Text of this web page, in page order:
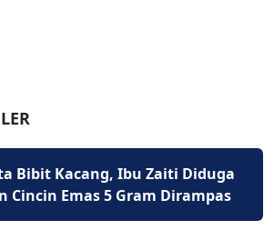
Bibit Kacang, Ibu Zaiti Diduga
Cincin Emas 5 Gram Dirampas